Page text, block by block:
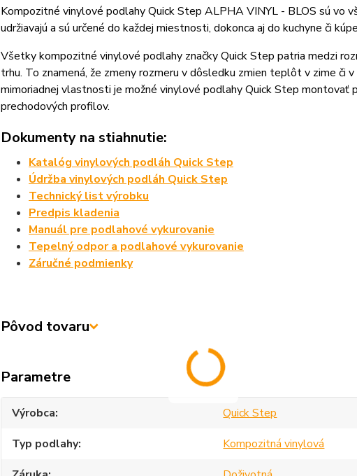
Kompozitné vinylové podlahy Quick Step ALPHA VINYL - BLOS sú vo
udržiavajú a sú určené do každej miestnosti, dokonca aj do kuchyne či
Všetky kompozitné vinylové podlahy značky Quick Step patria medzi
trhu. To znamená, že zmeny rozmeru v dôsledku zmien teplôt v zime či
mimoriadnej vlastnosti je možné vinylové podlahy Quick Step
prechodových profilov.
Dokumenty na stiahnutie:
Katalóg vinylových podláh Quick Step
Údržba vinylových podláh Quick Step
Technický list výrobku
Predpis kladenia
Manuál pre podlahové vykurovanie
Tepelný odpor a podlahové vykurovanie
Záručné podmienky
Pôvod tovaru
Parametre
Výrobca
Quick Step
Typ podlahy
Kompozitná vinylová